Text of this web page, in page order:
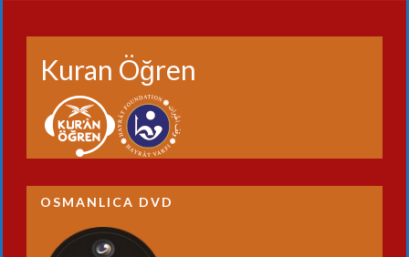
Kuran Öğren
OSMANLICA DVD